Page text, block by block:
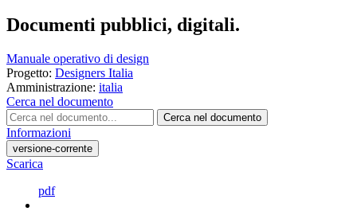
Documenti pubblici, digitali.
Manuale operativo di design
Progetto: Designers Italia
Amministrazione: italia
Cerca nel documento
Cerca nel documento
Informazioni
versione-corrente
Scarica
pdf